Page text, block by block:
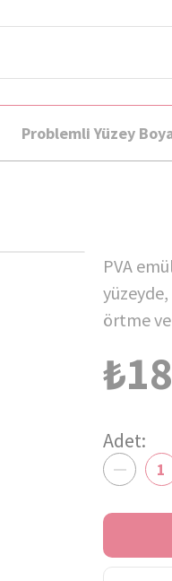
Problemli Yüzey
PVA
örtme
Adet:
1